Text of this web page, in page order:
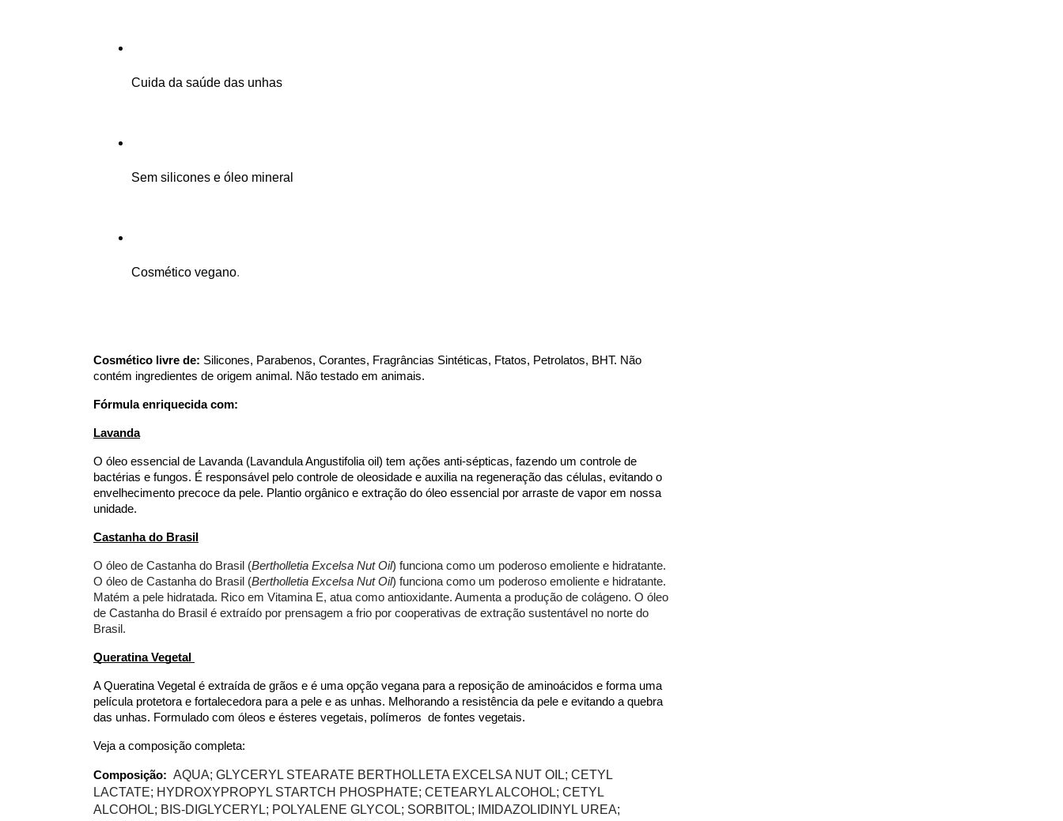
Cuida da saúde das unhas
Sem silicones e óleo mineral
Cosmético vegano.
Cosmético livre de: Silicones, Parabenos, Corantes, Fragrâncias Sintéticas, Ftatos, Petrolatos, BHT. Não
contém ingredientes de origem animal. Não testado em animais.
Fórmula enriquecida com:
Lavanda
O óleo essencial de Lavanda (Lavandula Angustifolia oil) tem ações anti-sépticas, fazendo um controle de
bactérias e fungos. É responsável pelo controle de oleosidade e auxilia na regeneração das células, evitando o
envelhecimento precoce da pele. Plantio orgânico e extração do óleo essencial por arraste de vapor em nossa
unidade.
Castanha do Brasil
O óleo de Castanha do Brasil (Bertholletia Excelsa Nut Oil) funciona como um poderoso emoliente e hidratante.
O óleo de Castanha do Brasil (Bertholletia Excelsa Nut Oil) funciona como um poderoso emoliente e hidratante.
Matém a pele hidratada. Rico em Vitamina E, atua como antioxidante. Aumenta a produção de colágeno. O óleo
de Castanha do Brasil é extraído por prensagem a frio por cooperativas de extração sustentável no norte do
Brasil.
Queratina Vegetal
A Queratina Vegetal é extraída de grãos e é uma opção vegana para a reposição de aminoácidos e forma uma
película protetora e fortalecedora para a pele e as unhas. Melhorando a resistência da pele e evitando a quebra
das unhas. Formulado com óleos e ésteres vegetais, polímeros  de fontes vegetais.
Veja a composição completa:
Composição: AQUA; GLYCERYL STEARATE BERTHOLLETA EXCELSA NUT OIL; CETYL
LACTATE; HYDROXYPROPYL STARTCH PHOSPHATE; CETEARYL ALCOHOL; CETYL
ALCOHOL; BIS-DIGLYCERYL; POLYALENE GLYCOL; SORBITOL; IMIDAZOLIDINYL UREA;